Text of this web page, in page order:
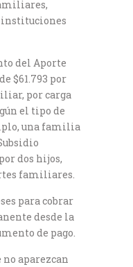
instituciones
del Aporte
$61.793 por
por carga
el tipo de
una familia
dos hijos,
familiares.
para cobrar
desde la
de pago.
no aparezcan